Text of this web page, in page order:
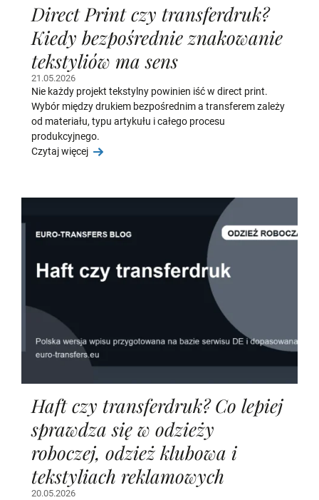
Direct Print czy transferdruk?
Kiedy bezpośrednie znakowanie
tekstyliów ma sens
21.05.2026
Nie każdy projekt tekstylny powinien iść w direct print.
Wybór między drukiem bezpośrednim a transferem zależy
od materiału, typu artykułu i całego procesu
produkcyjnego.
Czytaj więcej
Haft czy transferdruk? Co lepiej
sprawdza się w odzieży
roboczej, odzież klubowa i
tekstyliach reklamowych
20.05.2026